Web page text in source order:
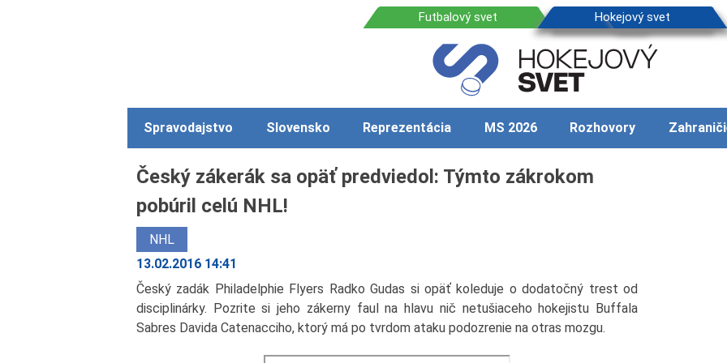
Spravodajstvo Slovensko Reprezentácia MS 2026 Rozhovory
Český zákerák sa opäť predviedol: Týmto zákrokom
pobúril celú NHL!
NHL
13.02.2016 14:41
Český zadák Philadelphie Flyers Radko Gudas si opäť koleduje o dodatočný trest od
disciplinárky. Pozrite si jeho zákerny faul na hlavu nič netušiaceho hokejistu Buffala
Sabres Davida Catenacciho, ktorý má po tvrdom ataku podozrenie na otras mozgu.